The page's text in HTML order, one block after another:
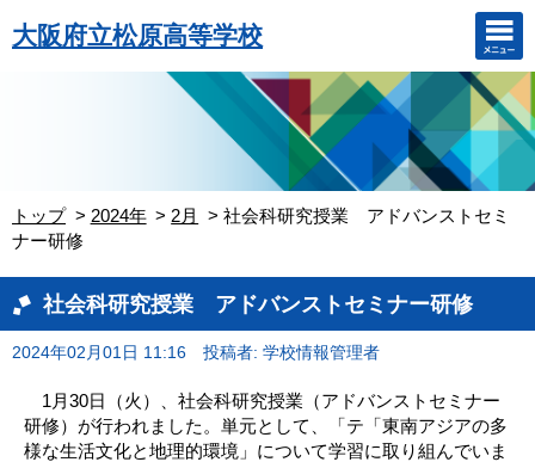
大阪府立松原高等学校
トップ 2024年 2月
社会科研究授業 アドバンストセミ
ナー研修
社会科研究授業 アドバンストセミナー研修
2024年02月01日 11:16 投稿者: 学校情報管理者
1月30日（火）、社会科研究授業（アドバンストセミナー
研修）が行われました。単元として、「テ「東南アジアの多
様な生活文化と地理的環境」について学習に取り組んでいま